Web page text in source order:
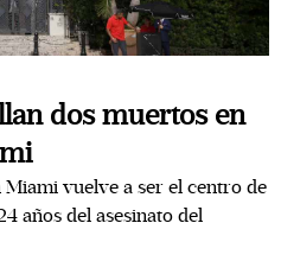
dos muertos en
Miami vuelve a ser el centro de
años del asesinato del